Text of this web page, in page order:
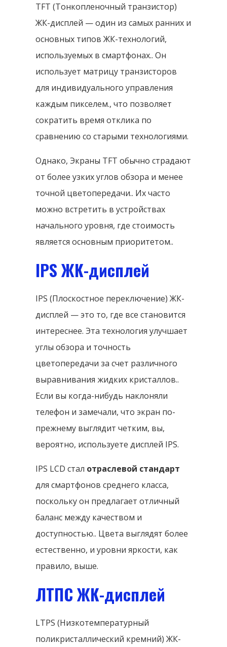
TFT (Тонкопленочный транзистор)
ЖК-дисплей — один из самых ранних и
основных типов ЖК-технологий,
используемых в смартфонах.. Он
использует матрицу транзисторов
для индивидуального управления
каждым пикселем., что позволяет
сократить время отклика по
сравнению со старыми технологиями.
Однако, Экраны TFT обычно страдают
от более узких углов обзора и менее
точной цветопередачи.. Их часто
можно встретить в устройствах
начального уровня, где стоимость
является основным приоритетом..
IPS ЖК-дисплей
IPS (Плоскостное переключение) ЖК-
дисплей — это то, где все становится
интереснее. Эта технология улучшает
углы обзора и точность
цветопередачи за счет различного
выравнивания жидких кристаллов..
Если вы когда-нибудь наклоняли
телефон и замечали, что экран по-
прежнему выглядит четким, вы,
вероятно, используете дисплей IPS.
IPS LCD стал отраслевой стандарт
для смартфонов среднего класса,
поскольку он предлагает отличный
баланс между качеством и
доступностью.. Цвета выглядят более
естественно, и уровни яркости, как
правило, выше.
ЛТПС ЖК-дисплей
LTPS (Низкотемпературный
поликристаллический кремний) ЖК-